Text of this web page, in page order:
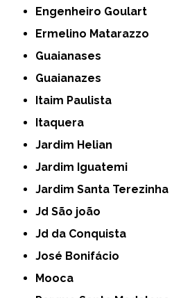
Engenheiro Goulart
Ermelino Matarazzo
Guaianases
Guaianazes
Itaim Paulista
Itaquera
Jardim Helian
Jardim Iguatemi
Jardim Santa Terezinha
Jd São joão
Jd da Conquista
José Bonifácio
Mooca